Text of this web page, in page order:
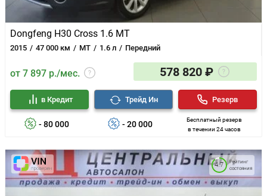
Dongfeng H30 Cross 1.6 MT
2015 47 000 км MT 1.6 л Передний
от 7 897 р./мес. 578 820 ₽
- 80 000
в Кредит
- 20 000
Трейд Ин
Бесплатный резерв
в течении 24 часов
Резерв
Рейтинг
состояния
4.7